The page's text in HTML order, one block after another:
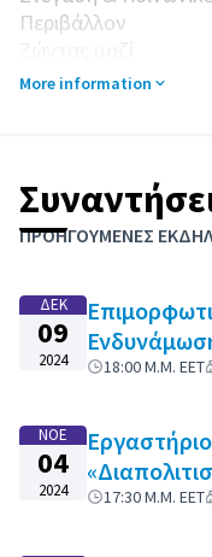
Περιβάλλον
Τέχνες &
More information
Το στοιχείο που
Παράλειψη χάρτη
−
ΠΡΟΗΓΟΎΜΕΝΕΣ
ΔΕΚ
09
2024 18:00 Μ.Μ. EET
ΝΟΈ
04
2024 17:30 Μ.Μ. EET